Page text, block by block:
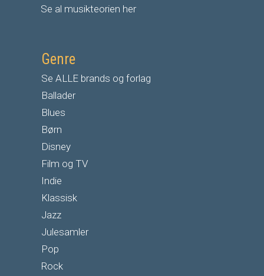
Se al musikteorien her
Genre
Se ALLE brands og forlag
Ballader
Blues
Børn
Disney
Film og TV
Indie
Klassisk
Jazz
Julesamler
Pop
Rock